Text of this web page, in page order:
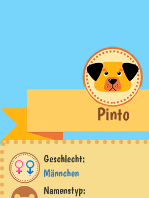
Pinto
Geschlecht:
Männchen
Namenstyp: